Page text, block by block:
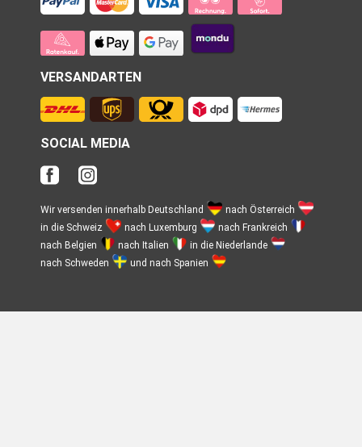
VERSANDARTEN
SOCIAL MEDIA
Wir versenden innerhalb Deutschland
nach Österreich
in die Schweiz
nach Luxemburg
nach Frankreich
nach Belgien
nach Italien
in die Niederlande
nach Schweden
und nach Spanien